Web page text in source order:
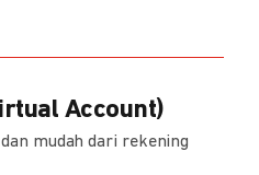
Account)
mudah dari rekening